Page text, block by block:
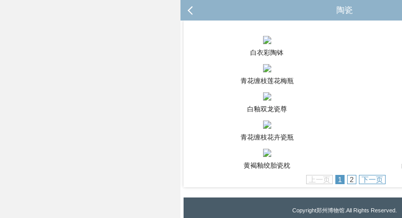
陶瓷
白衣彩陶钵
青花缠枝莲花梅瓶
白釉双龙瓷尊
青花缠枝花卉瓷瓶
黄褐釉绞胎瓷枕
上一页 1 2 下一页
Copyright郑州博物馆.All Rights Reserved.